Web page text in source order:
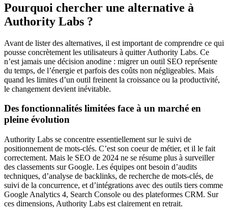
Pourquoi chercher une alternative à
Authority Labs ?
Avant de lister des alternatives, il est important de comprendre ce qui
pousse concrètement les utilisateurs à quitter Authority Labs. Ce
n’est jamais une décision anodine : migrer un outil SEO représente
du temps, de l’énergie et parfois des coûts non négligeables. Mais
quand les limites d’un outil freinent la croissance ou la productivité,
le changement devient inévitable.
Des fonctionnalités limitées face à un marché en
pleine évolution
Authority Labs se concentre essentiellement sur le suivi de
positionnement de mots-clés. C’est son coeur de métier, et il le fait
correctement. Mais le SEO de 2024 ne se résume plus à surveiller
des classements sur Google. Les équipes ont besoin d’audits
techniques, d’analyse de backlinks, de recherche de mots-clés, de
suivi de la concurrence, et d’intégrations avec des outils tiers comme
Google Analytics 4, Search Console ou des plateformes CRM. Sur
ces dimensions, Authority Labs est clairement en retrait.